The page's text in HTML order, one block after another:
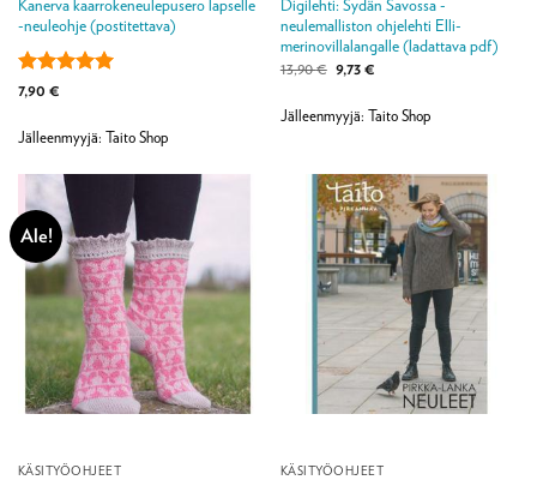
Kanerva kaarrokeneulepusero lapselle
-neuleohje (postitettava)
Arvostelu
/ 5
7,90 €
Jälleenmyyjä: Taito Shop
Digilehti: Sydän Savossa -
neulemalliston ohjelehti Elli-
merinovillalangalle (ladattava pdf)
13,90€ Alkuperäinen
hinta
13,90 €.
9,73€Nykyinen
9,73 €.
Jälleenmyyjä: Taito Shop
Ale!
KÄSITYÖOHJEET KÄSITYÖOHJEET